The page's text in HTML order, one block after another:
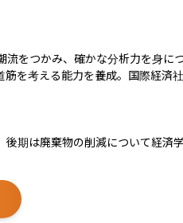
をつかみ、確かな分析力を身に
を考える能力を養成。国際経済
期は廃棄物の削減について経済